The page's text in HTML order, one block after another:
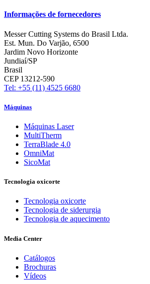
Informações de fornecedores
Messer Cutting Systems do Brasil Ltda.
Est. Mun. Do Varjão, 6500
Jardim Novo Horizonte
Jundiaí/SP
Brasil
CEP 13212-590
Tel: +55 (11) 4525 6680
Máquinas
Máquinas Laser
MultiTherm
TerraBlade 4.0
OmniMat
SicoMat
Tecnologia oxicorte
Tecnologia oxicorte
Tecnologia de siderurgia
Tecnologia de aquecimento
Media Center
Catálogos
Brochuras
Vídeos